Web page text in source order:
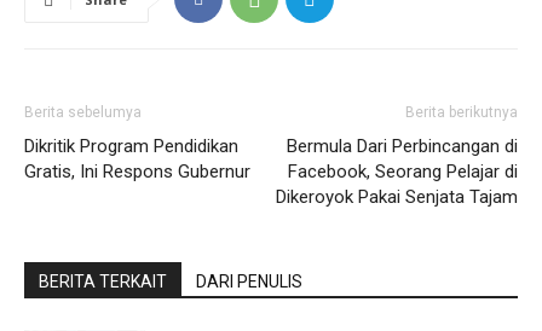
Berita sebelumya
Dikritik Program Pendidikan
Gratis, Ini Respons Gubernur
Berita berikutnya
Bermula Dari Perbincangan di
Facebook, Seorang Pelajar di
Dikeroyok Pakai Senjata Tajam
BERITA TERKAIT DARI PENULIS